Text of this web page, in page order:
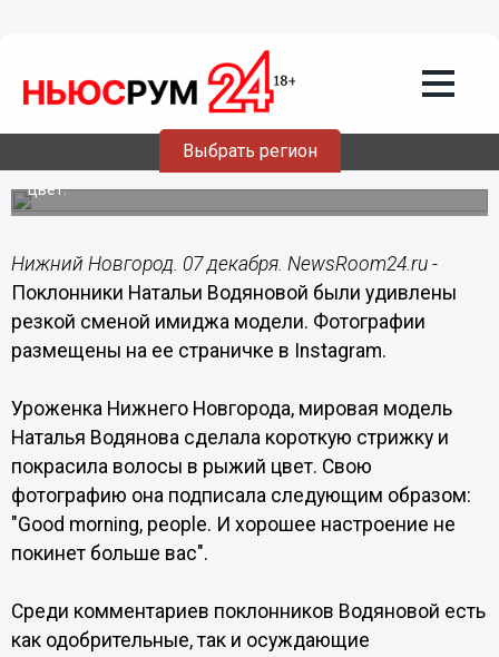
Выбрать регион
07.12.201714:30
Наталья Водянова удивила
нижегородцев новым имиджем
Всемирно известная модель перекрасилась в рыжий
цвет.
Нижний Новгород. 07 декабря. NewsRoom24.ru -
Поклонники Натальи Водяновой были удивлены
резкой сменой имиджа модели. Фотографии
размещены на ее страничке в Instagram.
Уроженка Нижнего Новгорода, мировая модель
Наталья Водянова сделала короткую стрижку и
покрасила волосы в рыжий цвет. Свою
фотографию она подписала следующим образом:
"Good morning, people. И хорошее настроение не
покинет больше вас".
Среди комментариев поклонников Водяновой есть
как одобрительные, так и осуждающие